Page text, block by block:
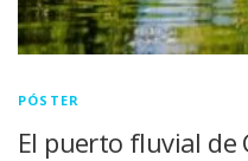
PÓSTER
El puerto fluvial de